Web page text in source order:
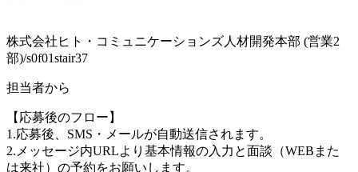
株式会社ヒト・コミュニケーションズ人材開発本部 (営業2
部)/s0f01stair37
担当者から
【応募後のフロー】
1.応募後、SMS・メールが自動送信されます。
2.メッセージ内URLより基本情報の入力と面談（WEBまた
は来社）の予約をお願いします。